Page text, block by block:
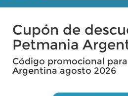
Cupón de
Petmania
Código promocional
Argentina agosto 2026